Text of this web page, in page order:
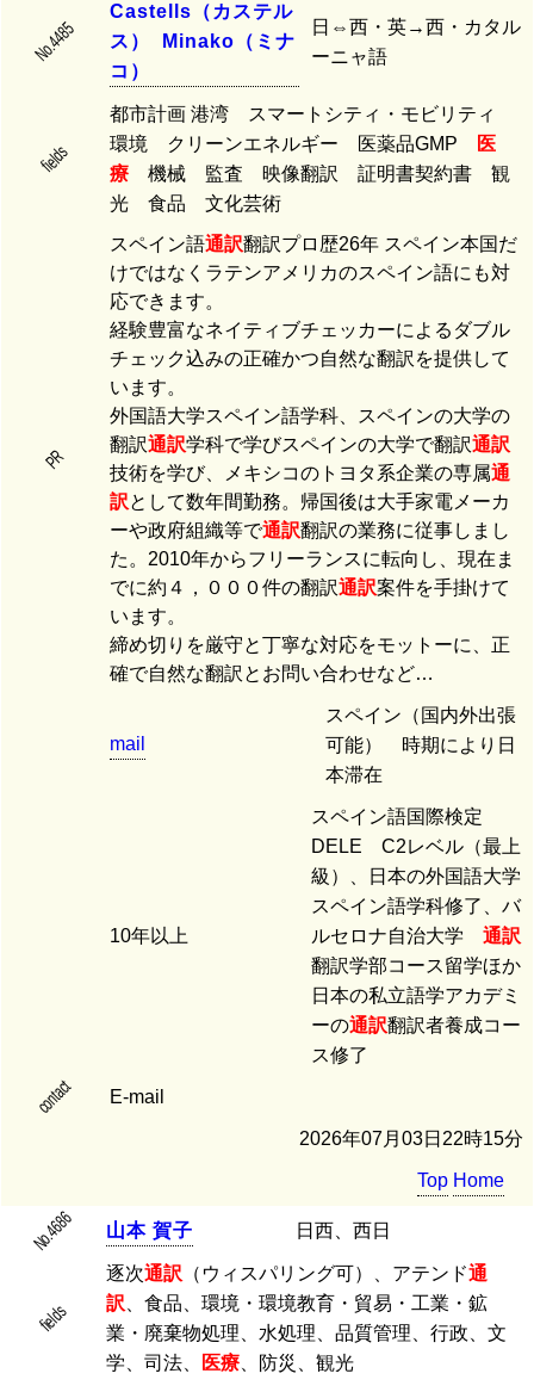
No.4485
Caste s （ カ ステル
ス ） M ina ko （ ミ ナ
コ ）
日⇔西・英→西・カタル
ーニャ語
fields
都市計画 港湾 スマートシティ・モビリティ
環境 クリーンエネルギー 医薬品GMP
医
療 機械 監査 映像翻訳 証明書契約書 観
光 食品 文化芸術
PR
スペイン語通訳翻訳プロ歴26年 スペイン本国だ
けではなくラテンアメリカのスペイン語にも対
応できます。
経験豊富なネイティブチェッカーによるダブル
チェック込みの正確かつ自然な翻訳を提供して
います。
外国語大学スペイン語学科、スペインの大学の
翻訳通訳学科で学びスペインの大学で翻訳通訳
技術を学び、メキシコのトヨタ系企業の専属通
訳として数年間勤務。帰国後は大手家電メーカ
ーや政府組織等で通訳翻訳の業務に従事しまし
た。2010年からフリーランスに転向し、現在ま
でに約４，０００件の翻訳通訳案件を手掛けて
います。
締め切りを厳守と丁寧な対応をモットーに、正
確で自然な翻訳とお問い合わせなど…
mail
スペイン（国内外出張
可能） 時期により日
本滞在
10年以上
スペイン語国際検定
DELE C2レベル（最上
級）、日本の外国語大学
スペイン語学科修了、バ
ルセロナ自治大学 通訳
翻訳学部コース留学ほか
日本の私立語学アカデミ
ーの通訳翻訳者養成コー
ス修了
contact E-mail
2026年07月03日22時15分
Top Home
No.4686 山本 賀子 日西、西日
fields
逐次通訳 （ウィスパリング可）、アテンド通
訳 、食品、環境・環境教育・貿易・工業・鉱
業・廃棄物処理、水処理、品質管理、行政、文
学、司法、
医療 、防災、観光